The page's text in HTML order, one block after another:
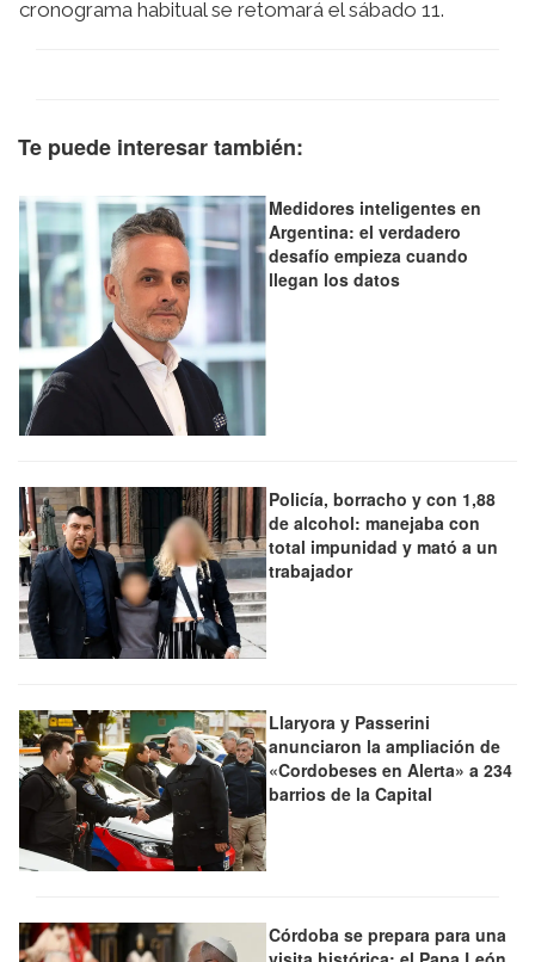
cronograma habitual se retomará el sábado 11.
Te puede interesar también:
Medidores inteligentes en
Argentina: el verdadero
desafío empieza cuando
llegan los datos
Policía, borracho y con 1,88
de alcohol: manejaba con
total impunidad y mató a un
trabajador
Llaryora y Passerini
anunciaron la ampliación de
«Cordobeses en Alerta» a 234
barrios de la Capital
Córdoba se prepara para una